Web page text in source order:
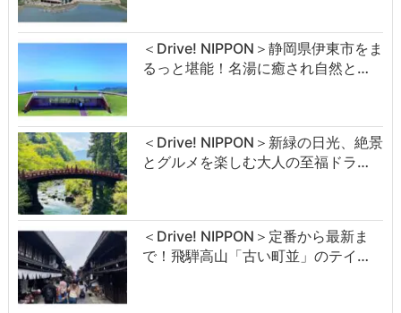
＜Drive! NIPPON＞静岡県伊東市をま
るっと堪能！名湯に癒され自然と…
＜Drive! NIPPON＞新緑の日光、絶景
とグルメを楽しむ大人の至福ドラ…
＜Drive! NIPPON＞定番から最新ま
で！飛騨高山「古い町並」のテイ…